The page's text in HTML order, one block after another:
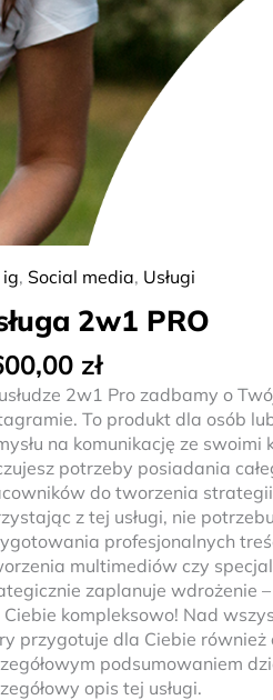
, Social media, Usługi
2w1 PRO
zł
2w1 Pro zadbamy o
To produkt dla osób
na komunikację ze swoimi
potrzeby posiadania
do tworzenia
z tej usługi, nie
profesjonalnych
multimediów czy
zaplanuje wdrożenie
kompleksowo! Nad
przygotuje dla Ciebie również
podsumowaniem
opis tej usługi.